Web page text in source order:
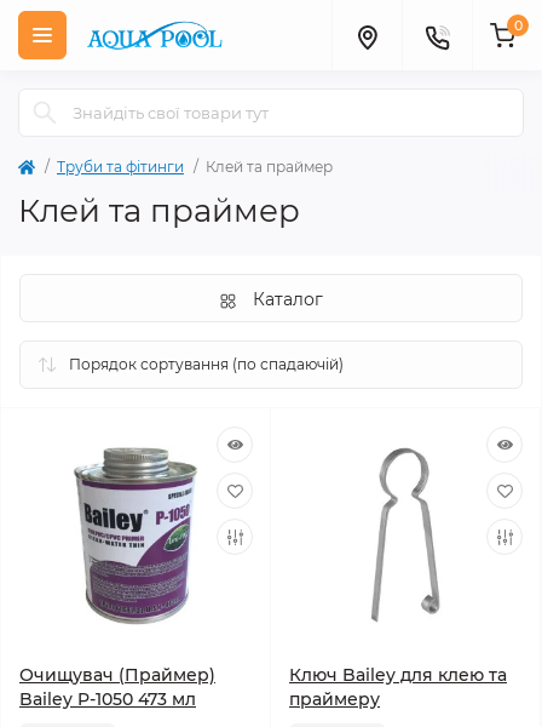
0
Труби та фітинги Клей та праймер
Клей та праймер
Каталог
Очищувач (Праймер)
Bailey P-1050 473 мл
Ключ Bailey для клею та
праймеру